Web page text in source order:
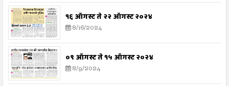
१६ ऑगस्ट ते २२ ऑगस्ट २०२४
8/16/2024
०९ ऑगस्ट ते १५ ऑगस्ट २०२४
8/9/2024